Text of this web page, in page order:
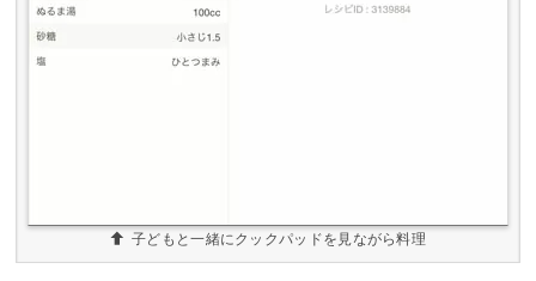
子どもと一緒にクックパッドを見ながら料理